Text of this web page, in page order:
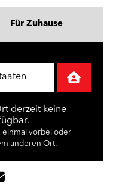
Für Zuhause
derzeit keine
einmal vorbei oder
anderen Ort.